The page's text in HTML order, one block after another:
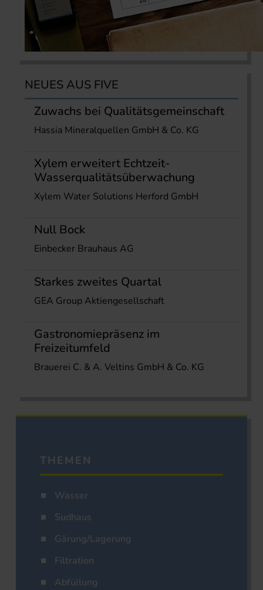
NEUES AUS FIVE
Zuwachs bei Qualitätsgemeinschaft
Hassia Mineralquellen GmbH & Co. KG
Xylem erweitert Echtzeit-
Wasserqualitätsüberwachung
Xylem Water Solutions Herford GmbH
Null Bock
Einbecker Brauhaus AG
Starkes zweites Quartal
GEA Group Aktiengesellschaft
Gastronomiepräsenz im
Freizeitumfeld
Brauerei C. & A. Veltins GmbH & Co. KG
THEMEN
Wasser
Sudhaus
Gärung/Lagerung
Filtration
Abfüllung